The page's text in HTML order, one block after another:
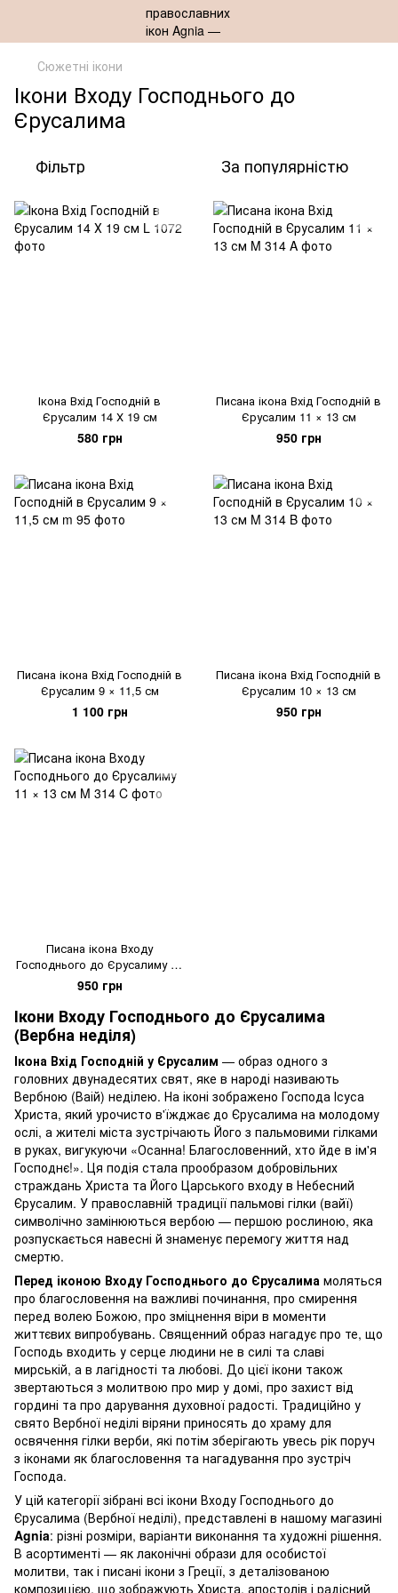
Сюжетні ікони
Ікони Входу Господнього до
Єрусалима
Фільтр За популярністю
Ікона Вхід Господній в
Єрусалим 14 Х 19 см
580 грн
Писана ікона Вхід Господній в
Єрусалим 11 × 13 см
950 грн
Писана ікона Вхід Господній в
Єрусалим 9 × 11,5 см
1 100 грн
Писана ікона Вхід Господній в
Єрусалим 10 × 13 см
950 грн
Писана ікона Входу
Господнього до Єрусалиму 11
× 13 см
950 грн
Ікони Входу Господнього до Єрусалима
(Вербна неділя)
Ікона Вхід Господній у Єрусалим — образ одного з
головних двунадесятих свят, яке в народі називають
Вербною (Ваій) неділею. На іконі зображено Господа Ісуса
Христа, який урочисто в'їжджає до Єрусалима на молодому
ослі, а жителі міста зустрічають Його з пальмовими гілками
в руках, вигукуючи «Осанна! Благословенний, хто йде в ім'я
Господнє!». Ця подія стала прообразом добровільних
страждань Христа та Його Царського входу в Небесний
Єрусалим. У православній традиції пальмові гілки (вайї)
символічно замінюються вербою — першою рослиною, яка
розпускається навесні й знаменує перемогу життя над
смертю.
Перед іконою Входу Господнього до Єрусалима моляться
про благословення на важливі починання, про смирення
перед волею Божою, про зміцнення віри в моменти
життєвих випробувань. Священний образ нагадує про те, що
Господь входить у серце людини не в силі та славі
мирській, а в лагідності та любові. До цієї ікони також
звертаються з молитвою про мир у домі, про захист від
гордині та про дарування духовної радості. Традиційно у
свято Вербної неділі віряни приносять до храму для
освячення гілки верби, які потім зберігають увесь рік поруч
з іконами як благословення та нагадування про зустріч
Господа.
У цій категорії зібрані всі ікони Входу Господнього до
Єрусалима (Вербної неділі), представлені в нашому магазині
Agnia: різні розміри, варіанти виконання та художні рішення.
В асортименті — як лаконічні образи для особистої
молитви, так і писані ікони з Греції, з деталізованою
композицією, що зображують Христа, апостолів і радісний